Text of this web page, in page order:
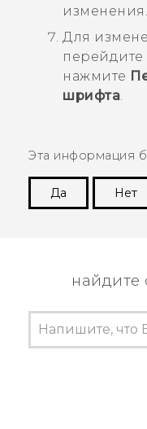
изменения.
Для
нажмите
шрифта
Эта информация
Да
Нет
найдите